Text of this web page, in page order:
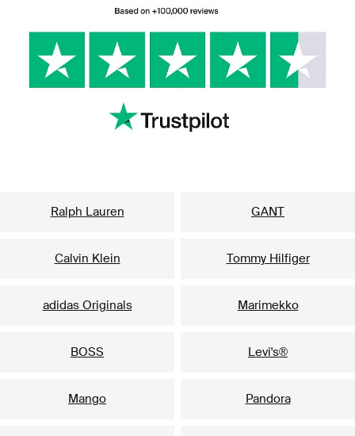
Ralph Lauren GANT
Calvin Klein Tommy Hilfiger
adidas Originals Marimekko
BOSS Levi's®
Mango Pandora